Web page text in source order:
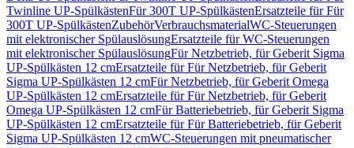
Twinline UP-SpülkästenFür 300T UP-SpülkästenErsatzteile für Für
300T UP-SpülkästenZubehörVerbrauchsmaterialWC-Steuerungen
mit elektronischer SpülauslösungErsatzteile für WC-Steuerungen
mit elektronischer SpülauslösungFür Netzbetrieb, für Geberit Sigma
UP-Spülkästen 12 cmErsatzteile für Für Netzbetrieb, für Geberit
Sigma UP-Spülkästen 12 cmFür Netzbetrieb, für Geberit Omega
UP-Spülkästen 12 cmErsatzteile für Für Netzbetrieb, für Geberit
Omega UP-Spülkästen 12 cmFür Batteriebetrieb, für Geberit Sigma
UP-Spülkästen 12 cmErsatzteile für Für Batteriebetrieb, für Geberit
Sigma UP-Spülkästen 12 cmWC-Steuerungen mit pneumatischer